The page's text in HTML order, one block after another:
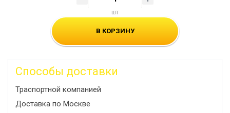
шт
В КОРЗИНУ
Способы доставки
Траспортной компанией
Доставка по Москве